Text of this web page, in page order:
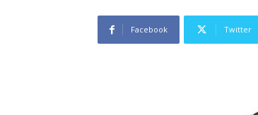
Facebook Twitter